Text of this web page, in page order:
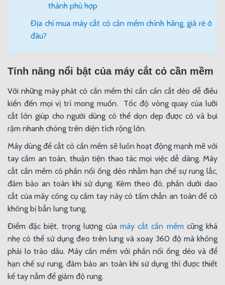
thành phù hợp
Địa chỉ mua máy cắt cỏ cần mềm chính hãng, giá rẻ ở
đâu?
Tính năng nổi bật của máy cắt cỏ cần mềm
Với những máy phát cỏ cần mềm thì cần cần cắt dẻo dễ điều
kiển đến mọi vị trí mong muốn. Tốc độ vòng quay của lưỡi
cắt lớn giúp cho người dùng có thể dọn dẹp được cỏ và bụi
rậm nhanh chóng trên diện tích rộng lớn.
Máy dùng để cắt cỏ cần mềm sẽ luôn hoạt động mạnh mẽ với
tay cầm an toàn, thuận tiện thao tác mọi việc dễ dàng. Máy
cắt cần mềm có phần nối ống dẻo nhằm hạn chế sự rung lắc,
đảm bảo an toàn khi sử dụng. Kèm theo đó, phần dưới dao
cắt của máy công cụ cầm tay này có tấm chắn an toàn để cỏ
không bị bắn lung tung.
Điểm đặc biệt, trọng lượng củamáy cắt cần mềmcũng khá
nhẹ có thể sử dụng đeo trên lưng và xoay 360 độ mà không
phải lo trào dầu. Máy cần mềm với phần nối ống dẻo và để
hạn chế sự rung, đảm bảo an toàn khi sử dụng thì được thiết
kế tay nắm để giảm độ rung.